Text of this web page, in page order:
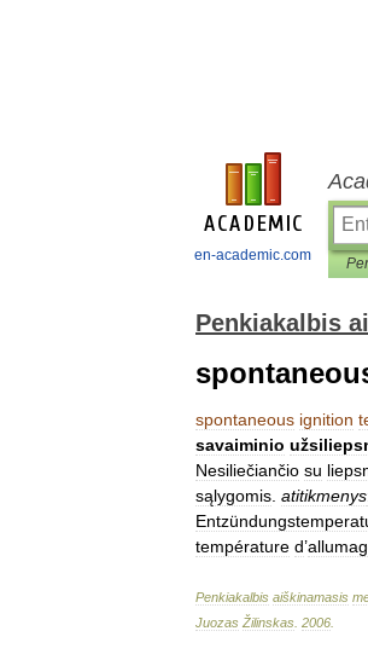
en-academic.com
Penkiakalbis
spontaneous ignition
savaiminio
Nesiliečiančio su
sąlygomis atitikmenys
température d’
Penkiakalbis aiškinamasis
Juozas Žilinskas 2006